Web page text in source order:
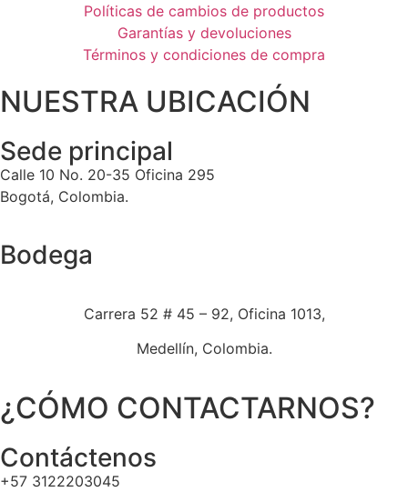
Políticas de cambios de productos
Garantías y devoluciones
Términos y condiciones de compra
NUESTRA UBICACIÓN
Sede principal
Calle 10 No. 20-35 Oficina 295
Bogotá, Colombia.
Bodega
Carrera 52 # 45 – 92, Oficina 1013,
Medellín, Colombia.
¿CÓMO CONTACTARNOS?
Contáctenos
+57 3122203045